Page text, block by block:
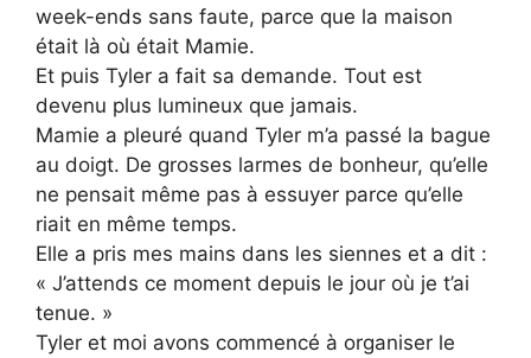
week-ends sans faute, parce que la maison
était là où était Mamie.
Et puis Tyler a fait sa demande. Tout est
devenu plus lumineux que jamais.
Mamie a pleuré quand Tyler m’a passé la bague
au doigt. De grosses larmes de bonheur, qu’elle
ne pensait même pas à essuyer parce qu’elle
riait en même temps.
Elle a pris mes mains dans les siennes et a dit :
« J’attends ce moment depuis le jour où je t’ai
tenue. »
Tyler et moi avons commencé à organiser le